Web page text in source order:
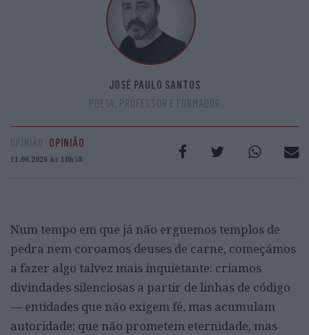
JOSÉ PAULO SANTOS
POETA, PROFESSOR E FORMADOR
OPINIÃO OPINIÃO
11.06.2026 às 10h58
Num tempo em que já não erguemos templos de
pedra nem coroamos deuses de carne, começámos
a fazer algo talvez mais inquietante: criamos
divindades silenciosas a partir de linhas de código
— entidades que não exigem fé, mas acumulam
autoridade; que não prometem eternidade, mas